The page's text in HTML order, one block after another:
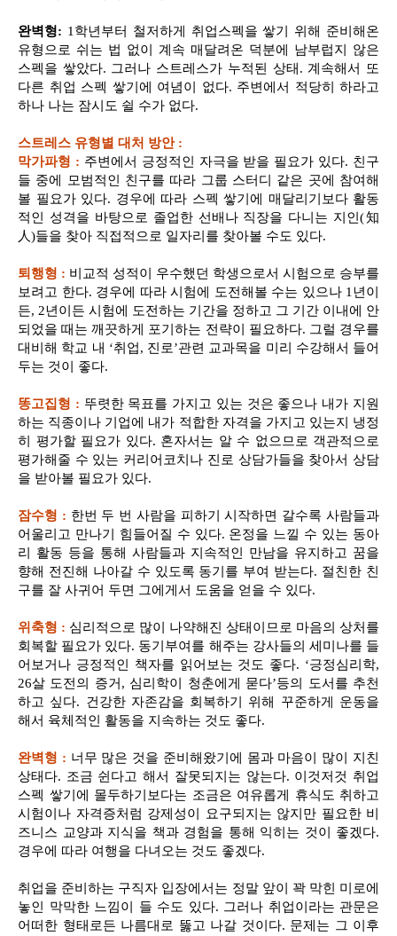
완벽형: 1학년부터 철저하게 취업스펙을 쌓기 위해 준비해온
유형으로 쉬는 법 없이 계속 매달려온 덕분에 남부럽지 않은
스펙을 쌓았다. 그러나 스트레스가 누적된 상태. 계속해서 또
다른 취업 스펙 쌓기에 여념이 없다. 주변에서 적당히 하라고
하나 나는 잠시도 쉴 수가 없다.
스트레스 유형별 대처 방안 :
막가파형 : 주변에서 긍정적인 자극을 받을 필요가 있다. 친구
들 중에 모범적인 친구를 따라 그룹 스터디 같은 곳에 참여해
볼 필요가 있다. 경우에 따라 스펙 쌓기에 매달리기보다 활동
적인 성격을 바탕으로 졸업한 선배나 직장을 다니는 지인(知
人)들을 찾아 직접적으로 일자리를 찾아볼 수도 있다.
퇴행형 : 비교적 성적이 우수했던 학생으로서 시험으로 승부를
보려고 한다. 경우에 따라 시험에 도전해볼 수는 있으나 1년이
든, 2년이든 시험에 도전하는 기간을 정하고 그 기간 이내에 안
되었을 때는 깨끗하게 포기하는 전략이 필요하다. 그럴 경우를
대비해 학교 내 ‘취업, 진로’관련 교과목을 미리 수강해서 들어
두는 것이 좋다.
똥고집형 : 뚜렷한 목표를 가지고 있는 것은 좋으나 내가 지원
하는 직종이나 기업에 내가 적합한 자격을 가지고 있는지 냉정
히 평가할 필요가 있다. 혼자서는 알 수 없으므로 객관적으로
평가해줄 수 있는 커리어코치나 진로 상담가들을 찾아서 상담
을 받아볼 필요가 있다.
잠수형 : 한번 두 번 사람을 피하기 시작하면 갈수록 사람들과
어울리고 만나기 힘들어질 수 있다. 온정을 느낄 수 있는 동아
리 활동 등을 통해 사람들과 지속적인 만남을 유지하고 꿈을
향해 전진해 나아갈 수 있도록 동기를 부여 받는다. 절친한 친
구를 잘 사귀어 두면 그에게서 도움을 얻을 수 있다.
위축형 : 심리적으로 많이 나약해진 상태이므로 마음의 상처를
회복할 필요가 있다. 동기부여를 해주는 강사들의 세미나를 들
어보거나 긍정적인 책자를 읽어보는 것도 좋다. ‘긍정심리학,
26살 도전의 증거, 심리학이 청춘에게 묻다’등의 도서를 추천
하고 싶다. 건강한 자존감을 회복하기 위해 꾸준하게 운동을
해서 육체적인 활동을 지속하는 것도 좋다.
완벽형 : 너무 많은 것을 준비해왔기에 몸과 마음이 많이 지친
상태다. 조금 쉰다고 해서 잘못되지는 않는다. 이것저것 취업
스펙 쌓기에 몰두하기보다는 조금은 여유롭게 휴식도 취하고
시험이나 자격증처럼 강제성이 요구되지는 않지만 필요한 비
즈니스 교양과 지식을 책과 경험을 통해 익히는 것이 좋겠다.
경우에 따라 여행을 다녀오는 것도 좋겠다.
취업을 준비하는 구직자 입장에서는 정말 앞이 꽉 막힌 미로에
놓인 막막한 느낌이 들 수도 있다. 그러나 취업이라는 관문은
어떠한 형태로든 나름대로 뚫고 나갈 것이다. 문제는 그 이후